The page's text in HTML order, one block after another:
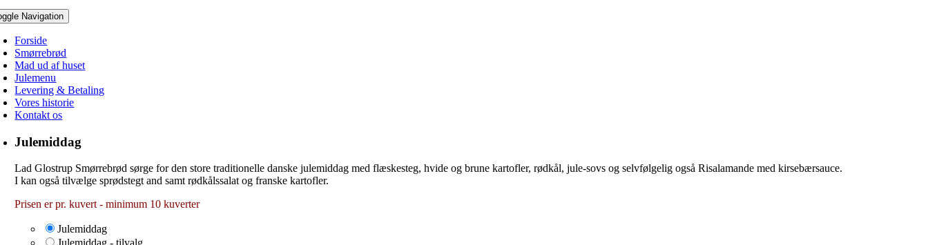
Navigation
Forside
Smørrebrød
Mad ud af huset
Julemenu
Levering & Betaling
Vores historie
Kontakt os
Julemiddag
Lad Glostrup Smørrebrød sørge for den store traditionelle danske julemiddag med flæskesteg, hvide og brune kartofler, rødkål, jule-sovs og selvfølgelig også Risalamande med kirsebærsauce.
I kan også tilvælge sprødstegt and samt rødkålssalat og franske kartofler.
Prisen er pr. kuvert - minimum 10 kuverter
Julemiddag